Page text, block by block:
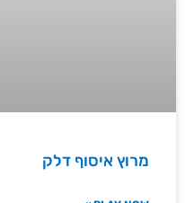
מרוץ איסוף דלק